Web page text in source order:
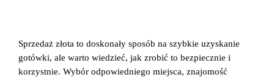
Sprzedaż złota to doskonały sposób na szybkie uzyskanie
gotówki, ale warto wiedzieć, jak zrobić to bezpiecznie i
korzystnie. Wybór odpowiedniego miejsca, znajomość